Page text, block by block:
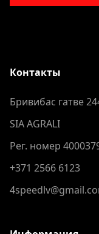
Контакты
Бривибас гатве
SIA AGRALI
Рег. номер
+371 2566 6123